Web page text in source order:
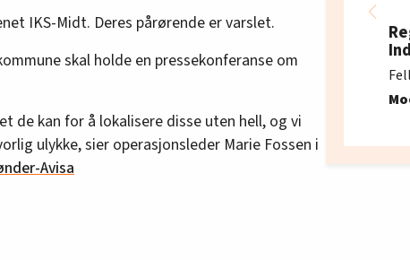
IKS-Midt. Deres pårørende er varslet.
skal holde en pressekonferanse om
de kan for å lokalisere disse uten hell, og vi
ulykke, sier operasjonsleder Marie Fossen i
Avisa